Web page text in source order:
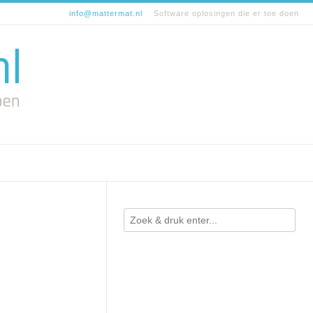
info@mattermat.nl Software oplosingen die er toe doen